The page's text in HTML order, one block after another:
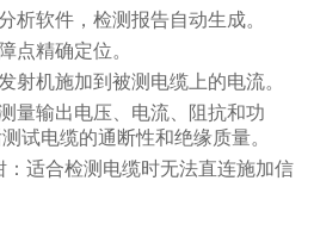
析软件，检测报告自动生成。
点精确定位。
射机施加到被测电缆上的电流。
量输出电压、电流、阻抗和功
试电缆的通断性和绝缘质量。
：适合检测电缆时无法直连施加信